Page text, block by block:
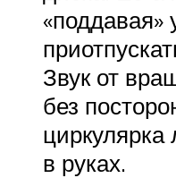
«поддавая»
Звук от
без
циркулярка
в руках.